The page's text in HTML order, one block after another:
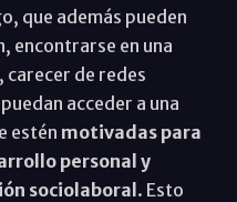
que además pueden
encontrarse en una
carecer de redes
acceder a una
estén motivadas para
personal y
sociolaboral. Esto